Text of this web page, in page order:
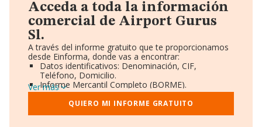
Acceda a toda la información
comercial de Airport Gurus
Sl.
A través del informe gratuito que te proporcionamos
desde Einforma, donde vas a encontrar:
Datos identificativos: Denominación, CIF,
Teléfono, Domicilio.
Informe Mercantil Completo (BORME).
Gráficos de Evolución Ventas y Empleados.
Consejo de Administración y Administradores.
Directivos y Ejecutivos.
Ver más
QUIERO MI INFORME GRATUITO